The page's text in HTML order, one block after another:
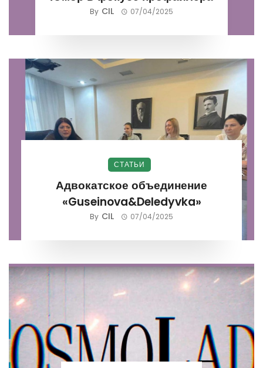
By CIL 07/04/2025
СТАТЬИ
Адвокатское объединение
«Guseinova&Deledyvka»
By CIL 07/04/2025